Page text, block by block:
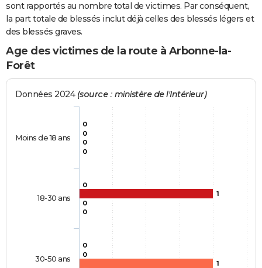
sont rapportés au nombre total de victimes. Par conséquent,
la part totale de blessés inclut déjà celles des blessés légers et
des blessés graves.
Age des victimes de la route à Arbonne-la-
Forêt
Données 2024 (source : ministère de l'Intérieur)
0
0
0
0
1
0
0
0
1
0
0
Moins de 18 ans
18-30 ans
30-50 ans